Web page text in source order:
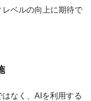
ベルの向上に期待で
なく、AIを利用する